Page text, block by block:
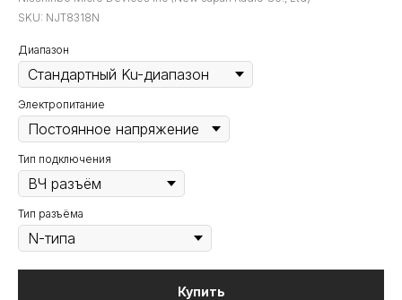
SKU: NJT8318N
Диапазон
Электропитание
Тип подключения
Тип разъёма
Купить